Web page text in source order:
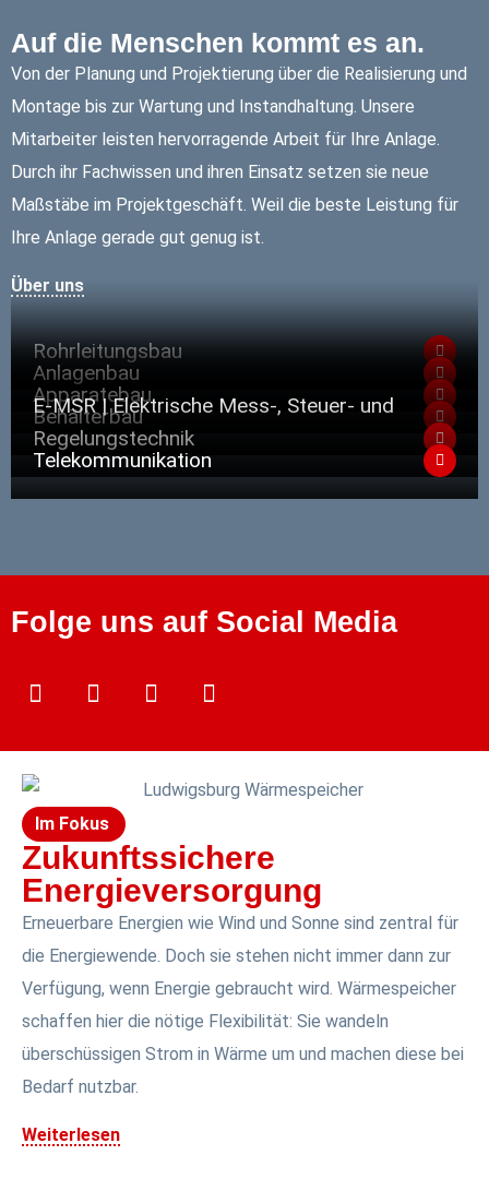
Auf die Menschen kommt es an.
Von der Planung und Projektierung über die Realisierung und
Montage bis zur Wartung und Instandhaltung. Unsere
Mitarbeiter leisten hervorragende Arbeit für Ihre Anlage.
Durch ihr Fachwissen und ihren Einsatz setzen sie neue
Maßstäbe im Projektgeschäft. Weil die beste Leistung für
Ihre Anlage gerade gut genug ist.
Über uns
Rohrleitungsbau
Anlagenbau
Apparatebau
Behälterbau
E-MSR | Elektrische Mess-, Steuer- und
Regelungstechnik
Telekommunikation
Folge uns auf Social Media
Im Fokus
Zukunftssichere
Energieversorgung
Erneuerbare Energien wie Wind und Sonne sind zentral für
die Energiewende. Doch sie stehen nicht immer dann zur
Verfügung, wenn Energie gebraucht wird. Wärmespeicher
schaffen hier die nötige Flexibilität: Sie wandeln
überschüssigen Strom in Wärme um und machen diese bei
Bedarf nutzbar.
Weiterlesen